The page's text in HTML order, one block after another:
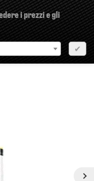
i prezzi e gli
✔
Prossimo